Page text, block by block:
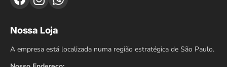
Nossa Loja
A empresa está localizada numa região estratégica de São Paulo.